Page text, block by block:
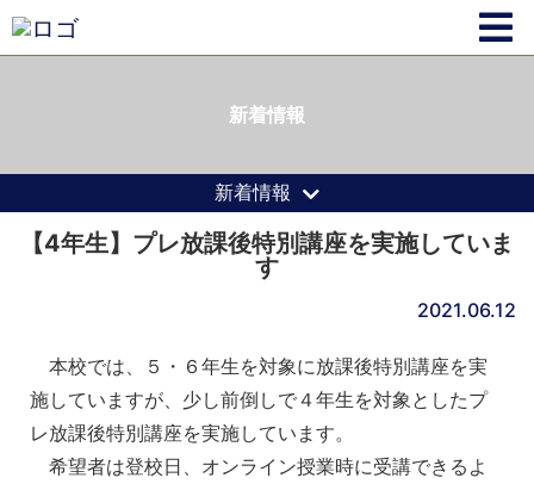
新着情報
新着情報
【4年生】プレ放課後特別講座を実施していま
す
2021.06.12
本校では、５・６年生を対象に放課後特別講座を実
施していますが、少し前倒しで４年生を対象としたプ
レ放課後特別講座を実施しています。
希望者は登校日、オンライン授業時に受講できるよ